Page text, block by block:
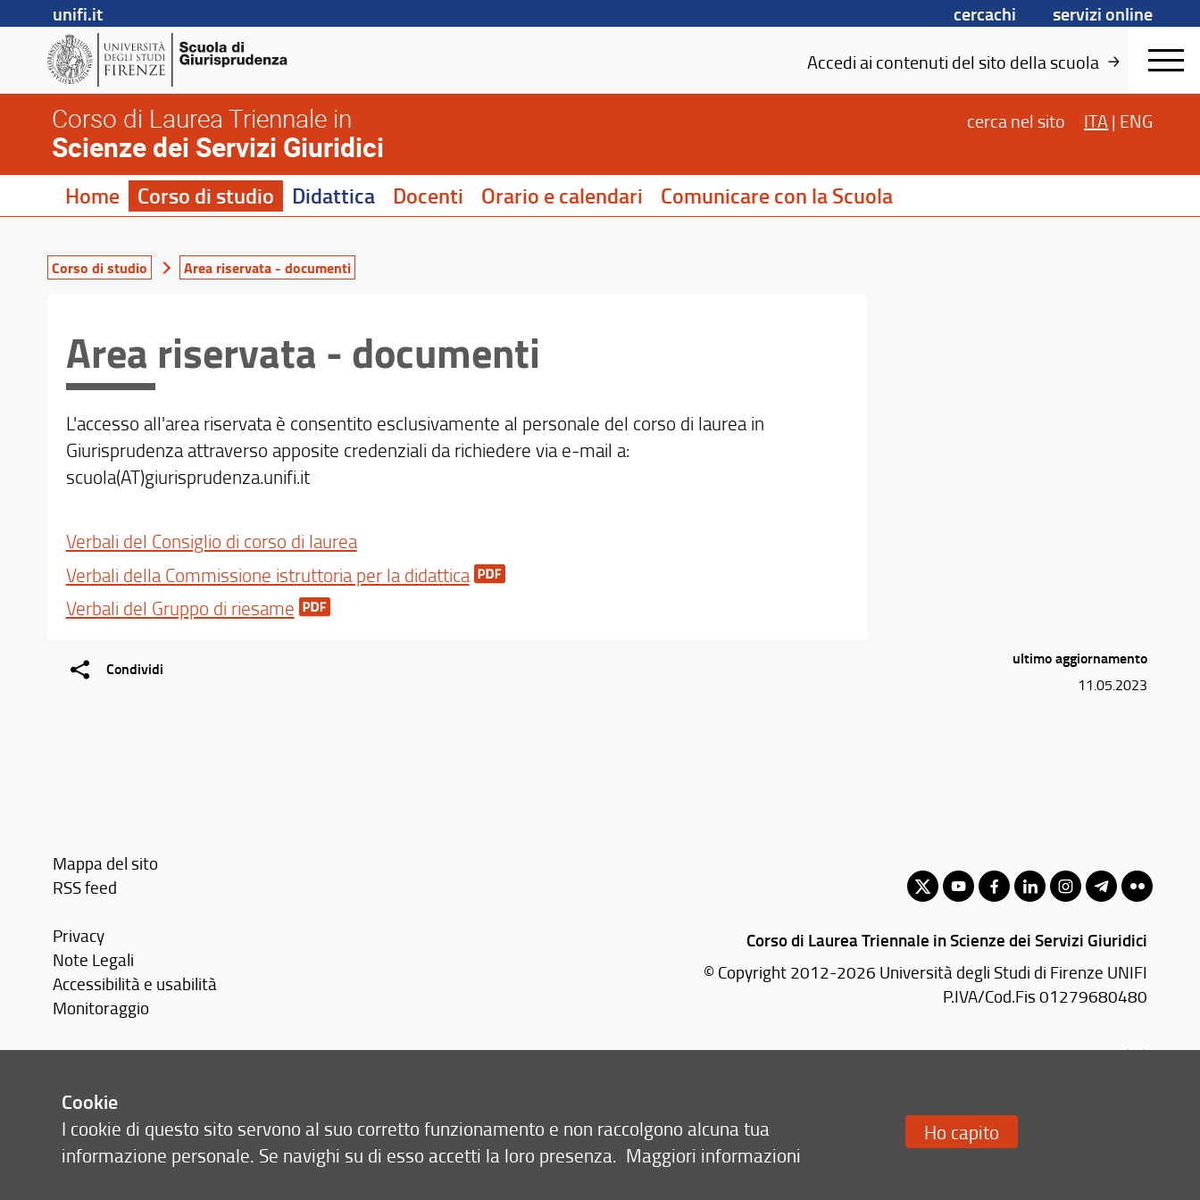
unifi.it cercachi
servizi online
Accedi ai contenuti del sito della scuola
Corso di Laurea Triennale in
Scienze dei Servizi Giuridici
cerca nel sito ITA | ENG
Home Corso di studio Didattica Docenti Orario e calendari Comunicare con la Scuola
Corso di studio Area riservata - documenti
Area riservata - documenti
L'accesso all'area riservata è consentito esclusivamente al personale del corso di laurea in
Giurisprudenza attraverso apposite credenziali da richiedere via e-mail a:
scuola(AT)giurisprudenza.unifi.it
Verbali del Consiglio di corso di laurea
Verbali della Commissione istruttoria per la didattica
Verbali del Gruppo di riesame
Condividi
ultimo aggiornamento
11.05.2023
Mappa del sito
RSS feed
Privacy
Note Legali
Accessibilità e usabilità
Monitoraggio
Area personale
Corso di Laurea Triennale in Scienze dei Servizi Giuridici
© Copyright 2012-2026 Università degli Studi di Firenze UNIFI
P.IVA/Cod.Fis 01279680480
Via delle Pandette, 32 - 50127 Firenze (FI)
Cookie
I cookie di questo sito servono al suo corretto funzionamento e non raccolgono alcuna tua
informazione personale. Se navighi su di esso accetti la loro presenza. Maggiori informazioni
Ho capito